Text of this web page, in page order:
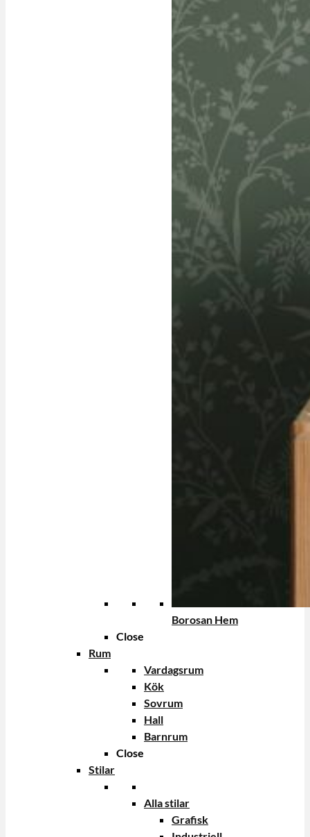
Borosan Hem
Close
Rum
Vardagsrum
Kök
Sovrum
Hall
Barnrum
Close
Stilar
Alla stilar
Grafisk